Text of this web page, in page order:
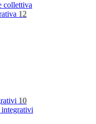
collettiva
12
10